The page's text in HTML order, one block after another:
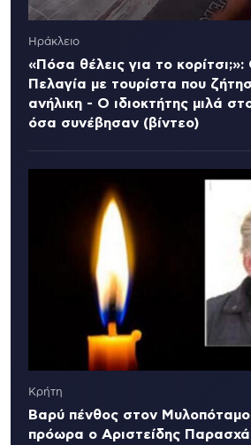
Ηράκλειο
«Πόσα θέλεις για το
Πελαγία με τουρίστα που
ανήλικη - Ο ιδιοκτήτης μιλά
όσα συνέβησαν (βίντεο)
Κρήτη
Βαρύ πένθος στον
πρόωρα ο Αριστείδης